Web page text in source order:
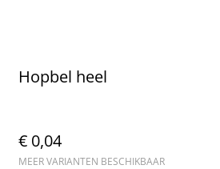
Hopbel heel
€ 0,04
MEER VARIANTEN BESCHIKBAAR